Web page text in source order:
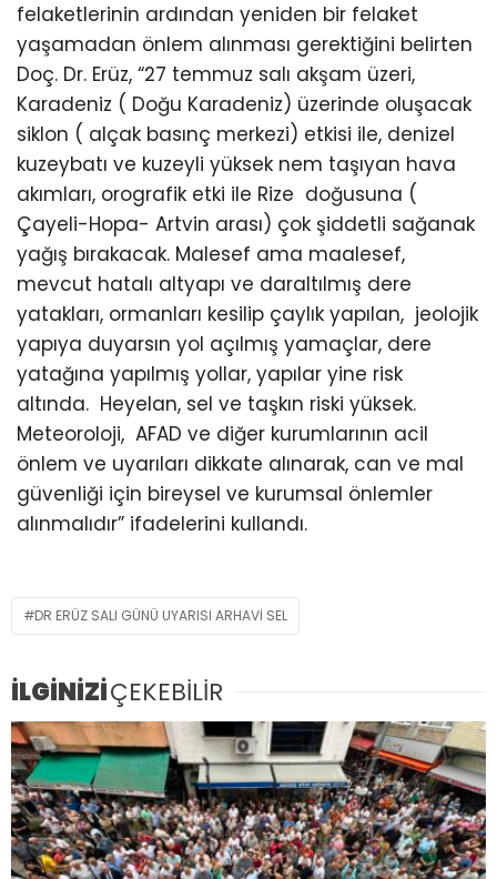
felaketlerinin ardından yeniden bir felaket
yaşamadan önlem alınması gerektiğini belirten
Doç. Dr. Erüz, “27 temmuz salı akşam üzeri,
Karadeniz ( Doğu Karadeniz) üzerinde oluşacak
siklon ( alçak basınç merkezi) etkisi ile, denizel
kuzeybatı ve kuzeyli yüksek nem taşıyan hava
akımları, orografik etki ile Rize doğusuna (
Çayeli-Hopa- Artvin arası) çok şiddetli sağanak
yağış bırakacak. Malesef ama maalesef,
mevcut hatalı altyapı ve daraltılmış dere
yatakları, ormanları kesilip çaylık yapılan, jeolojik
yapıya duyarsın yol açılmış yamaçlar, dere
yatağına yapılmış yollar, yapılar yine risk
altında. Heyelan, sel ve taşkın riski yüksek.
Meteoroloji, AFAD ve diğer kurumlarının acil
önlem ve uyarıları dikkate alınarak, can ve mal
güvenliği için bireysel ve kurumsal önlemler
alınmalıdır” ifadelerini kullandı.
DR ERÜZ SALI GÜNÜ UYARISI ARHAVI SEL
İLGİNİZİÇEKEBİLİR